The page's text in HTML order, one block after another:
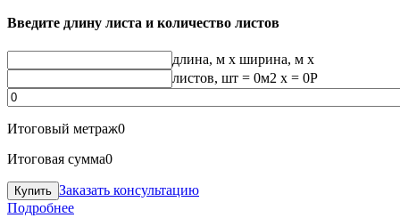
Введите длину листа и количество листов
длина, м x ширина, м x
листов, шт = 0м2 x = 0Р
Итоговый метраж0
Итоговая сумма0
Заказать консультацию
Подробнее